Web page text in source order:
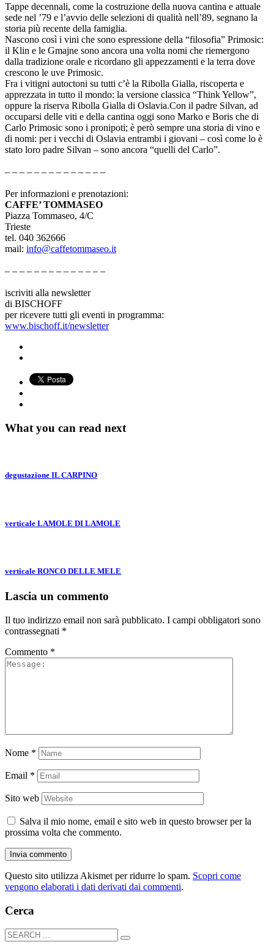
Tappe decennali, come la costruzione della nuova cantina e attuale
sede nel ’79 e l’avvio delle selezioni di qualità nell’89, segnano la
storia più recente della famiglia.
Nascono così i vini che sono espressione della “filosofia” Primosic:
il Klin e le Gmajne sono ancora una volta nomi che riemergono
dalla tradizione orale e ricordano gli appezzamenti e la terra dove
crescono le uve Primosic.
Fra i vitigni autoctoni su tutti c’è la Ribolla Gialla, riscoperta e
apprezzata in tutto il mondo: la versione classica “Think Yellow”,
oppure la riserva Ribolla Gialla di Oslavia.Con il padre Silvan, ad
occuparsi delle viti e della cantina oggi sono Marko e Boris che di
Carlo Primosic sono i pronipoti; è però sempre una storia di vino e
di nomi: per i vecchi di Oslavia entrambi i giovani – così come lo è
stato loro padre Silvan – sono ancora “quelli del Carlo”.
– – – – – – – – – – – – – –
Per informazioni e prenotazioni:
CAFFE’ TOMMASEO
Piazza Tommaseo, 4/C
Trieste
tel. 040 362666
mail: info@caffetommaseo.it
– – – – – – – – – – – – – –
iscriviti alla newsletter
di BISCHOFF
per ricevere tutti gli eventi in programma:
www.bischoff.it/newsletter
What you can read next
degustazione IL CARPINO
verticale LAMOLE DI LAMOLE
verticale RONCO DELLE MELE
Lascia un commento
Il tuo indirizzo email non sarà pubblicato. I campi obbligatori sono
contrassegnati *
Commento *
Nome *
Email *
Sito web
Salva il mio nome, email e sito web in questo browser per la
prossima volta che commento.
Questo sito utilizza Akismet per ridurre lo spam. Scopri come
vengono elaborati i dati derivati dai commenti.
Cerca